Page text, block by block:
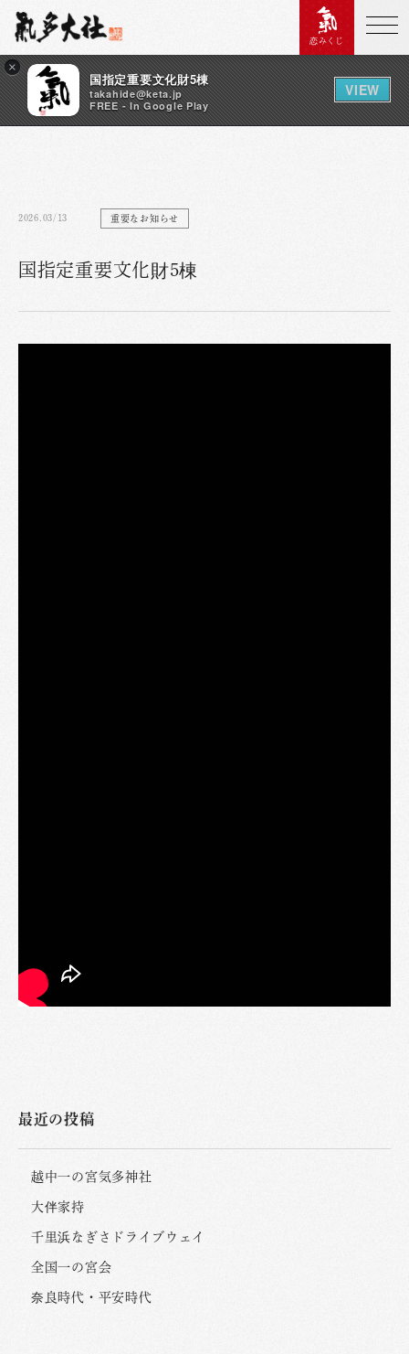
×
国指定重要文化財5棟
takahide@keta.jp
FREE - In Google Play
VIEW
恋みくじ
2026.03/13 重要なお知らせ
国指定重要文化財5棟
最近の投稿
越中一の宮気多神社
大伴家持
千里浜なぎさドライブウェイ
全国一の宮会
奈良時代・平安時代